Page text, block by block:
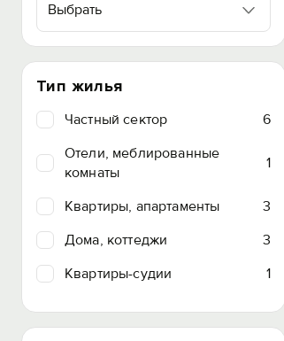
Выбрать
Тип жилья
Частный сектор
6
Отели, меблированные
комнаты
1
Квартиры, апартаменты
3
Дома, коттеджи
3
Квартиры-судии
1